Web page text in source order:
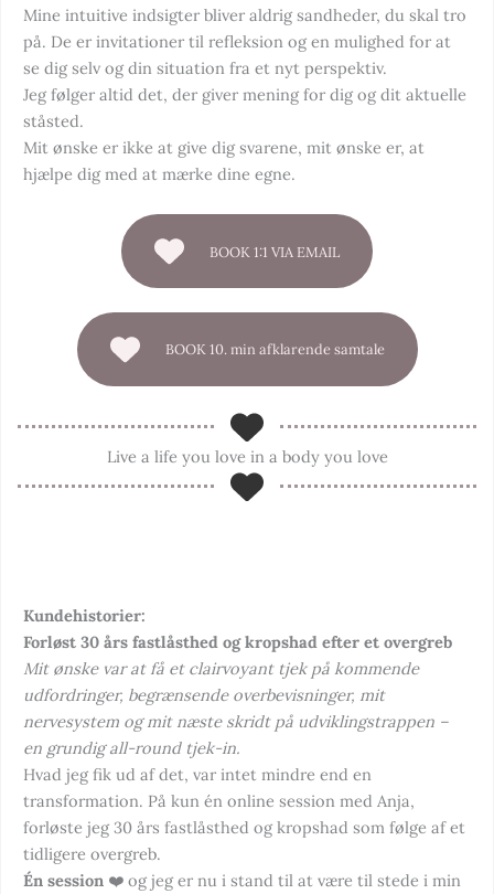
Mine intuitive indsigter bliver aldrig sandheder, du skal tro
på. De er invitationer til refleksion og en mulighed for at
se dig selv og din situation fra et nyt perspektiv.
Jeg følger altid det, der giver mening for dig og dit aktuelle
ståsted.
Mit ønske er ikke at give dig svarene, mit ønske er, at
hjælpe dig med at mærke dine egne.
BOOK 1:1 VIA EMAIL
BOOK 10. min afklarende samtale
Live a life you love in a body you love
Kundehistorier:
Forløst 30 års fastlåsthed og kropshad efter et overgreb
Mit ønske var at få et clairvoyant tjek på kommende
udfordringer, begrænsende overbevisninger, mit
nervesystem og mit næste skridt på udviklingstrappen –
en grundig all-round tjek-in.
Hvad jeg fik ud af det, var intet mindre end en
transformation. På kun én online session med Anja,
forløste jeg 30 års fastlåsthed og kropshad som følge af et
tidligere overgreb.
Én session ❤️ og jeg er nu i stand til at være til stede i min